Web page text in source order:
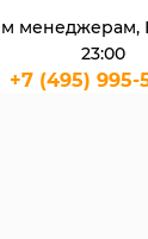
менеджерам,
23:00
+7 (495) 995-